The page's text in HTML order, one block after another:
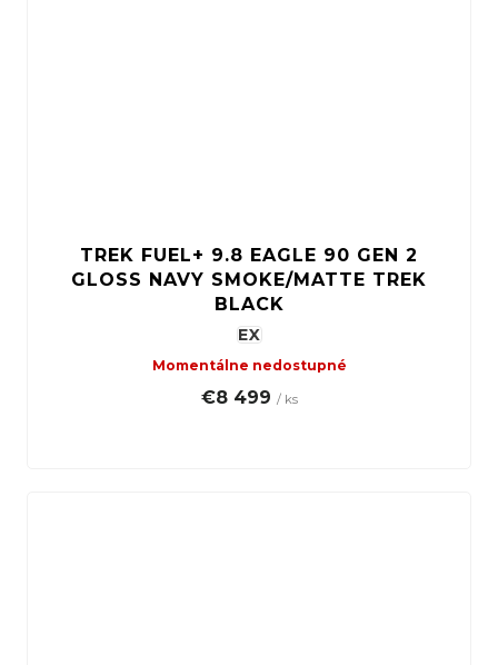
TREK FUEL+ 9.8 EAGLE 90 GEN 2
GLOSS NAVY SMOKE/MATTE TREK
BLACK
EX
Momentálne nedostupné
€8 499 / ks